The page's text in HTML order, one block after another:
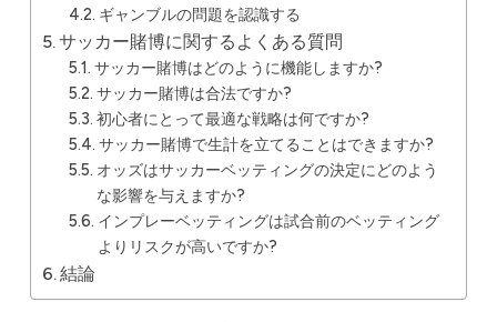
ギャンブルの問題を認識する
サッカー賭博に関するよくある質問
サッカー賭博はどのように機能しますか?
サッカー賭博は合法ですか?
初心者にとって最適な戦略は何ですか?
サッカー賭博で生計を立てることはできますか?
オッズはサッカーベッティングの決定にどのよう
な影響を与えますか?
インプレーベッティングは試合前のベッティング
よりリスクが高いですか?
結論